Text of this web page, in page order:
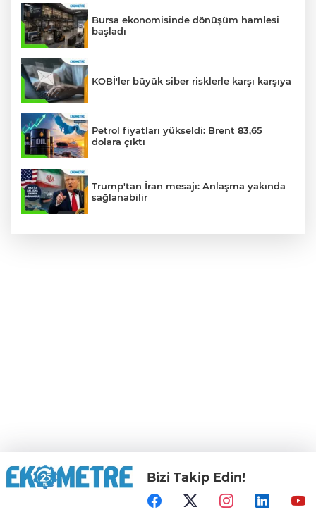
Bursa ekonomisinde dönüşüm hamlesi
başladı
KOBİ'ler büyük siber risklerle karşı karşıya
Petrol fiyatları yükseldi: Brent 83,65
dolara çıktı
Trump'tan İran mesajı: Anlaşma yakında
sağlanabilir
Bizi Takip Edin!